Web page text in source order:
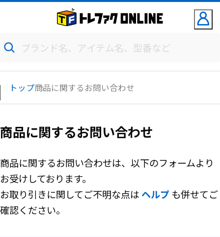
トップ商品に関するお問い合わせ
商品に関するお問い合わせ
商品に関するお問い合わせは、以下のフォームより
お受けしております。
お取り引きに関してご不明な点は ヘルプ も併せてご
確認ください。